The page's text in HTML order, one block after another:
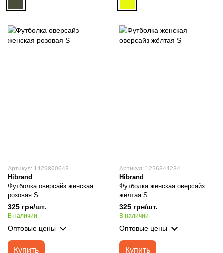
Артикул: 1429860643
Hibrand
Футболка оверсайз женская
розовая S
325 грн/шт.
В наличии
Оптовые цены
Купить
Артикул: 1226344234
Hibrand
Футболка женская оверсайз
жёлтая S
325 грн/шт.
В наличии
Оптовые цены
Купить